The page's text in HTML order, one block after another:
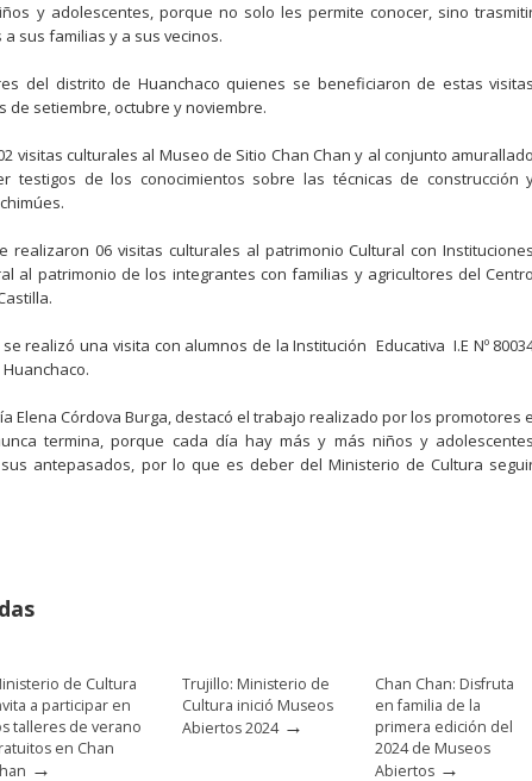
y adolescentes, porque no solo les permite conocer, sino
sus familias y a sus vecinos.
del distrito de Huanchaco quienes se beneficiaron de estas visitas
de setiembre, octubre y noviembre.
visitas culturales al Museo de Sitio Chan Chan y al conjunto amurallado
testigos de los conocimientos sobre las técnicas de construcción
realizaron 06 visitas culturales al patrimonio Cultural con Instituciones
al patrimonio de los integrantes con familias y agricultores del Centro
realizó una visita con alumnos de la Institución Educativa I.E Nº
Huanchaco.
Elena Córdova Burga, destacó el trabajo realizado por los promotores e
termina, porque cada día hay más y más niños y adolescentes
antepasados, por lo que es deber del Ministerio de Cultura
de Cultura
a participar en
talleres de verano
en Chan
→
Trujillo: Ministerio de
Cultura inició Museos
Abiertos 2024→
Chan Chan: Disfruta
en familia de la
primera edición del
2024 de Museos
Abiertos →